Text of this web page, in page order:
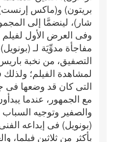
بريتون) و(ماكس إرنست)
شار)، لينضمَّا إلى
وفى العرض الأول
مفاجأة مدوِّيَة لـ
التصفيق، من نخبة
لمشاهدة الفيلم؛
التى كان قد وضعها فى
مع الجمهور، عندما
والصفير وتوجيه السباب
(بونويل) فى إبداعه
بأكثر من ثلاثين فيلما،